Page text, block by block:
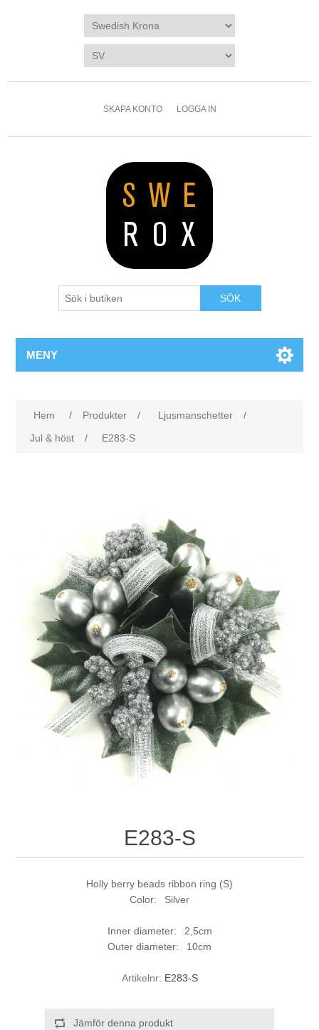
SKAPA KONTO LOGGA IN
SÖK
MENY
Hem / Produkter / Ljusmanschetter
/
Jul & höst
/ E283-S
E283-S
Holly berry beads ribbon ring (S)
Color: Silver
Inner diameter: 2,5cm
Outer diameter: 10cm
Artikelnr: E283-S
Jämför denna produkt